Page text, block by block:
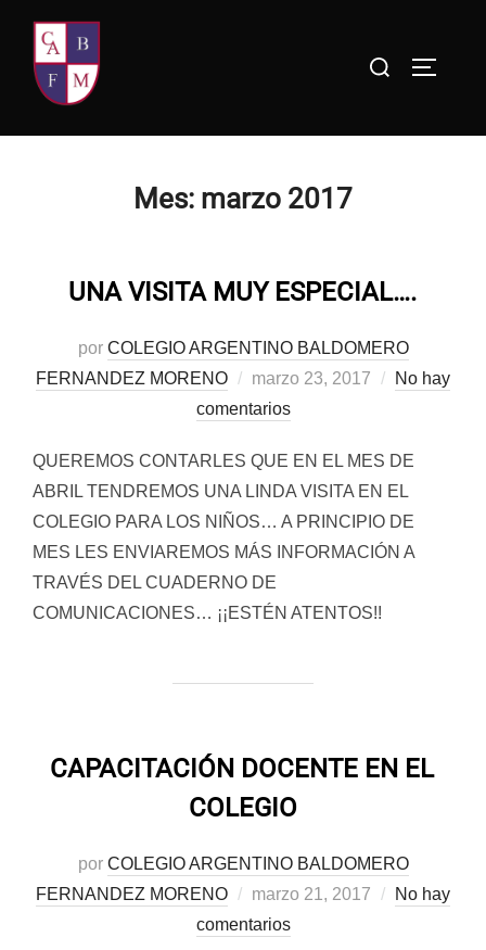
contenido
Buscar:
Mes: marzo 2017
UNA VISITA MUY ESPECIAL….
por COLEGIO ARGENTINO BALDOMERO
FERNANDEZ MORENO
Publicado
el
marzo 23, 2017
No hay
comentarios
QUEREMOS CONTARLES QUE EN EL MES DE
ABRIL TENDREMOS UNA LINDA VISITA EN EL
COLEGIO PARA LOS NIÑOS… A PRINCIPIO DE
MES LES ENVIAREMOS MÁS INFORMACIÓN A
TRAVÉS DEL CUADERNO DE
COMUNICACIONES… ¡¡ESTÉN ATENTOS!!
CAPACITACIÓN DOCENTE EN EL
COLEGIO
por COLEGIO ARGENTINO BALDOMERO
FERNANDEZ MORENO
Publicado
el
marzo 21, 2017
No hay
comentarios